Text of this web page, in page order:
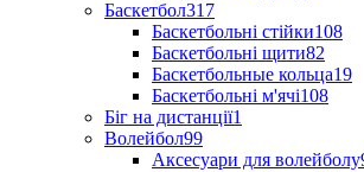
Баскетбол317
Баскетбольні стійки108
Баскетбольні щити82
Баскетбольные кольца19
Баскетбольні м'ячі108
Біг на дистанції1
Волейбол99
Аксесуари для волейболу